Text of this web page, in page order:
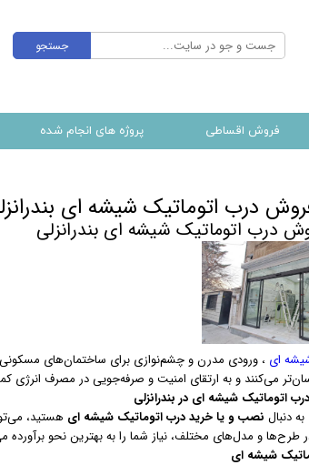
فروش اقساطی پروژه های انجام شده
جستجو
درب اتوماتیک شیشه ای
درب اتوماتیک شیشه ای بندرانزلی
ای ، ورودی مدرن و چشم‌نوازی برای ساختمان‌های مسکونی،
می‌کنند و به ارتقای امنیت و صرفه‌جویی در مصرف انرژی
اتوماتیک شیشه ای در بندرانزلی
دنبال نصب و یا خرید درب اتوماتیک شیشه ای هستید،
طرح‌ها و مدل‌های مختلف، نیاز شما را به بهترین نحو برآورده
شیشه ای